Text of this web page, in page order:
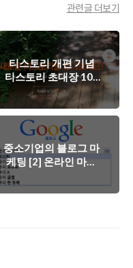
관련글 더보기
티스토리 개편 기념
티스토리 초대장 100
장 배포
중소기업의 블로그 마
케팅 [2] 온라인 마케
팅의 베이스로서의 블